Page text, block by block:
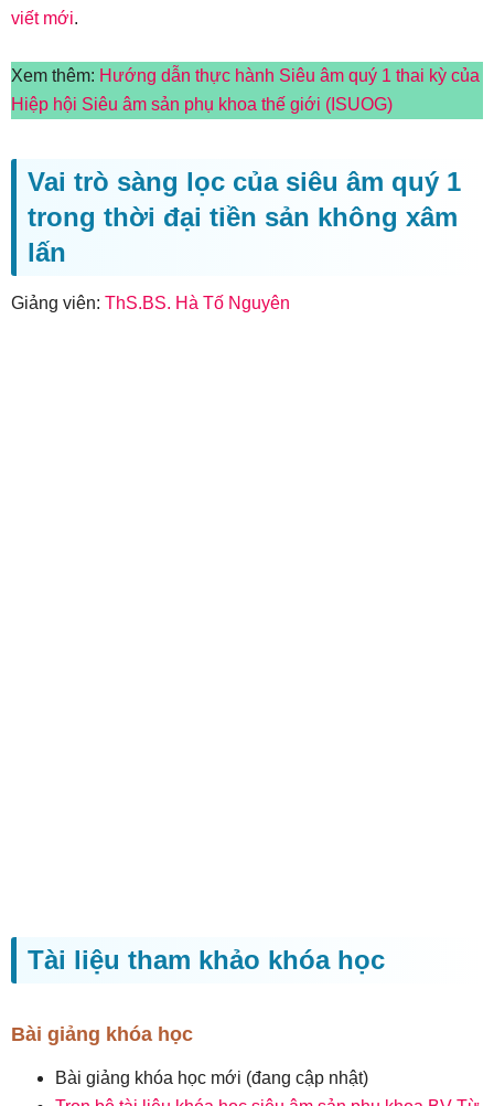
viết mới.
Xem thêm: Hướng dẫn thực hành Siêu âm quý 1 thai kỳ của
Hiệp hội Siêu âm sản phụ khoa thế giới (ISUOG)
Vai trò sàng lọc của siêu âm quý 1
trong thời đại tiền sản không xâm
lấn
Giảng viên: ThS.BS. Hà Tố Nguyên
Tài liệu tham khảo khóa học
Bài giảng khóa học
Bài giảng khóa học mới (đang cập nhật)